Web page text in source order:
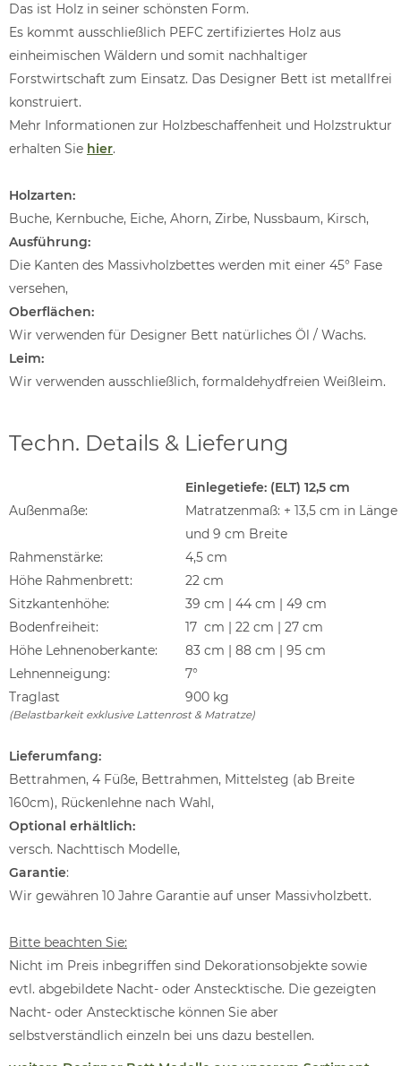
Das ist Holz in seiner schönsten Form.
Es kommt ausschließlich PEFC zertifiziertes Holz aus
einheimischen Wäldern und somit nachhaltiger
Forstwirtschaft zum Einsatz. Das Designer Bett ist metallfrei
konstruiert.
Mehr Informationen zur Holzbeschaffenheit und Holzstruktur
erhalten Sie hier.
Holzarten:
Buche, Kernbuche, Eiche, Ahorn, Zirbe, Nussbaum, Kirsch,
Ausführung:
Die Kanten des Massivholzbettes werden mit einer 45° Fase
versehen,
Oberflächen:
Wir verwenden für Designer Bett natürliches Öl / Wachs.
Leim:
Wir verwenden ausschließlich, formaldehydfreien Weißleim.
Techn. Details & Lieferung
Einlegetiefe: (ELT) 12,5 cm
Außenmaße:
Matratzenmaß: + 13,5 cm in Länge
und 9 cm Breite
Rahmenstärke:
4,5 cm
Höhe Rahmenbrett:
22 cm
Sitzkantenhöhe:
39 cm | 44 cm | 49 cm
Bodenfreiheit:
17 cm | 22 cm | 27 cm
Höhe Lehnenoberkante:
83 cm | 88 cm | 95 cm
Lehnenneigung:
7°
Traglast
900 kg
(Belastbarkeit exklusive Lattenrost & Matratze)
Lieferumfang:
Bettrahmen, 4 Füße, Bettrahmen, Mittelsteg (ab Breite
160cm), Rückenlehne nach Wahl,
Optional erhältlich:
versch. Nachttisch Modelle,
Garantie:
Wir gewähren 10 Jahre Garantie auf unser Massivholzbett.
Bitte beachten Sie:
Nicht im Preis inbegriffen sind Dekorationsobjekte sowie
evtl. abgebildete Nacht- oder Anstecktische. Die gezeigten
Nacht- oder Anstecktische können Sie aber
selbstverständlich einzeln bei uns dazu bestellen.